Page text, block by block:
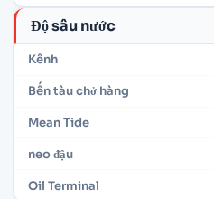
Độ sâu nước
Kênh
Bến tàu chở hàng
Mean Tide
neo đậu
Oil Terminal